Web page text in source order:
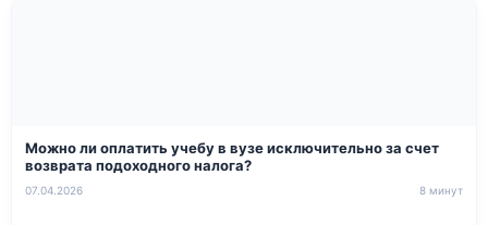
Можно ли оплатить учебу в вузе исключительно за счет
возврата подоходного налога?
07.04.2026 8 минут